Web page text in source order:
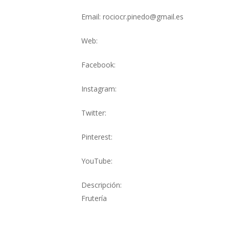
Email: rociocr.pinedo@gmail.es
Web:
Facebook:
Instagram:
Twitter:
Pinterest:
YouTube:
Descripción:
Frutería